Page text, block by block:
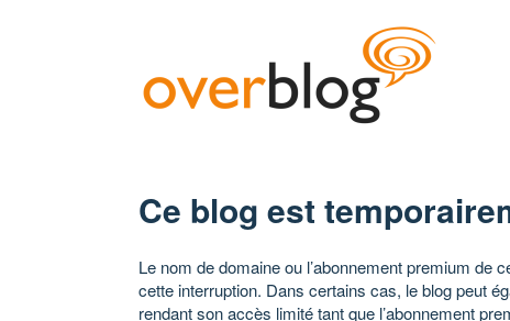
Ce blog est
Le nom de domaine ou l’abonnement premium de
cette interruption. Dans certains cas, le blog peut
rendant son accès limité tant que l’abonnement